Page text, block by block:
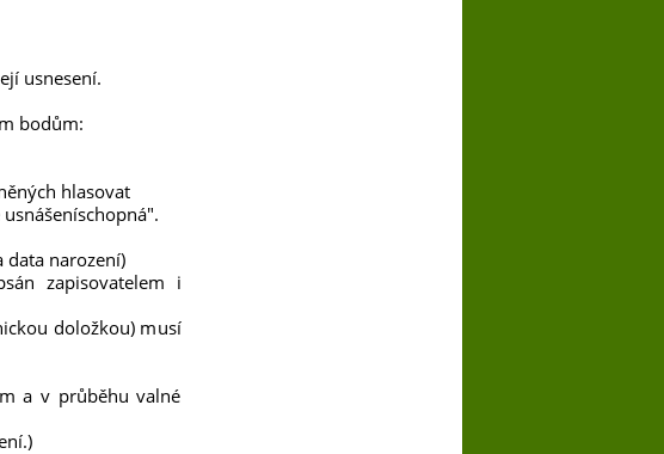
usnesení.
bodům:
hlasovat
data narození)
zapisovatelem i
doložkou) musí
a v průběhu valné